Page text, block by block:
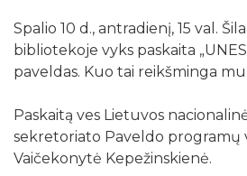
Galvosūkių
Robotikos užsiėmimai
Skaitmeninio
Kūrybinė, inžinerinė
Bibliografijos
Bibliotekos išleisti
Kraštotyrinė
Šilališkiai Baltijos
Viešieji pirkimai
Biudžeto suvestinė
Finansinių ataskaitų
Tarnybiniai lengvieji
Skyriai
Filialai
Šilalės rajono literatų
Vaikų klubas
Spalio 10 d., antradienį, 15 val.
bibliotekoje vyks paskaita
paveldas. Kuo tai reikšminga
Paskaitą ves Lietuvos
sekretoriato Paveldo programų
Vaičekonytė Kepežinskienė.